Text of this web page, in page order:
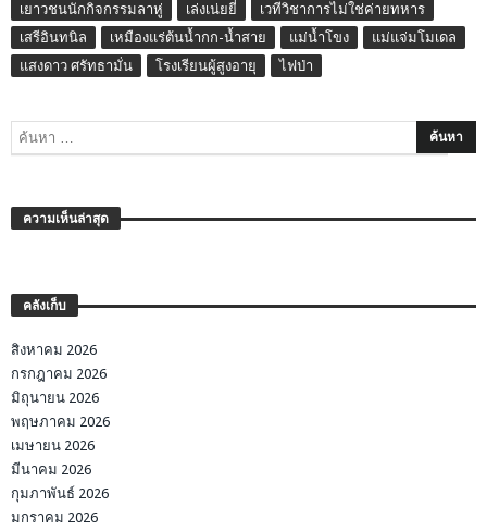
เยาวชนนักกิจกรรมลาหู่
เล่งเน่ยยี่
เวทีวิชาการไม่ใช่ค่ายทหาร
เสรีอินทนิล
เหมืองแร่ต้นน้ำกก-น้ำสาย แม่น้ำโขง
แม่แจ่มโมเดล
แสงดาว ศรัทธามั่น
โรงเรียนผู้สูงอายุ ไฟป่า
ความเห็นล่าสุด
คลังเก็บ
สิงหาคม 2026
กรกฎาคม 2026
มิถุนายน 2026
พฤษภาคม 2026
เมษายน 2026
มีนาคม 2026
กุมภาพันธ์ 2026
มกราคม 2026